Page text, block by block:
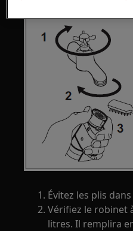
Évitez les plis
Vérifiez le robinet
litres. Il remplira